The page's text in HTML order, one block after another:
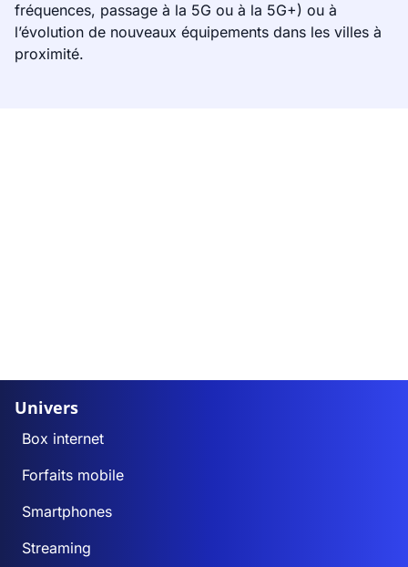
fréquences, passage à la 5G ou à la 5G+) ou à
l’évolution de nouveaux équipements dans les villes à
proximité.
Univers
Box internet
Forfaits mobile
Smartphones
Streaming